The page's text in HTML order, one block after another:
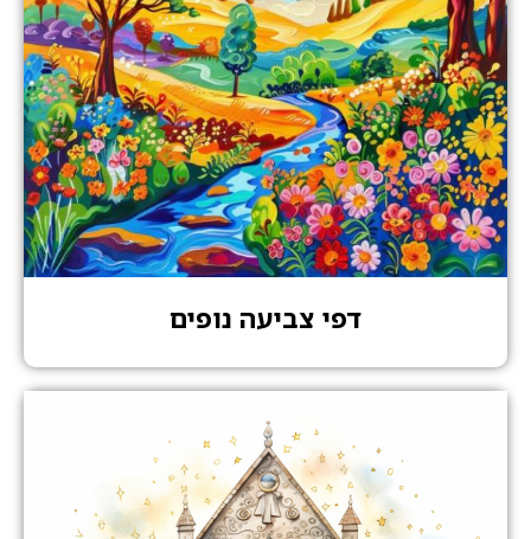
דפי צביעה נופים